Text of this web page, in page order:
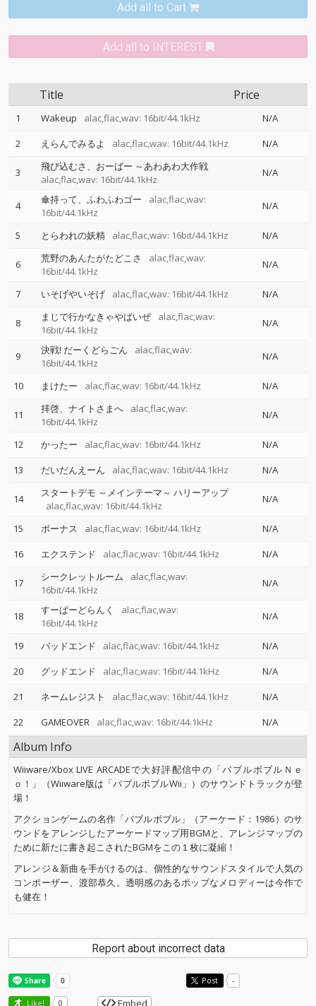
Add all to Cart
Add all to INTEREST
Title Price
1 Wakeup alac,flac,wav: 16bit/44.1kHz
N/A
2
えらんでみるよ alac,flac,wav: 16bit/44.1kHz N/A
3
飛び込むさ、おーばー ～あわあわ大作戦
alac,flac,wav: 16bit/44.1kHz
N/A
4 傘持って、ふわふわゴー
alac,flac,wav:
16bit/44.1kHz
N/A
5 とらわれの妖精 alac,flac,wav: 16bit/44.1kHz N/A
6 荒野のあんたがたどこさ
alac,flac,wav:
16bit/44.1kHz
N/A
7 いそげやいそげ alac,flac,wav: 16bit/44.1kHz N/A
8 まじで行かなきゃやばいぜ
alac,flac,wav:
16bit/44.1kHz
N/A
9 決戦! だーくどらごん
alac,flac,wav:
16bit/44.1kHz
N/A
10 まけたー alac,flac,wav: 16bit/44.1kHz N/A
11 拝啓、ナイトさまへ
alac,flac,wav:
16bit/44.1kHz
N/A
12 かったー alac,flac,wav: 16bit/44.1kHz
N/A
13
だいだんえーん alac,flac,wav: 16bit/44.1kHz N/A
14
スタートデモ ～メインテーマ～ ハリーアップ
alac,flac,wav: 16bit/44.1kHz
N/A
15 ボーナス alac,flac,wav: 16bit/44.1kHz
N/A
16
エクステンド alac,flac,wav: 16bit/44.1kHz N/A
17 シークレットルーム
alac,flac,wav:
16bit/44.1kHz
N/A
18 すーぱーどらんく
alac,flac,wav:
16bit/44.1kHz
N/A
19 バッドエンド alac,flac,wav: 16bit/44.1kHz
N/A
20
グッドエンド alac,flac,wav: 16bit/44.1kHz
N/A
21
ネームレジスト alac,flac,wav: 16bit/44.1kHz
N/A
22
GAMEOVER alac,flac,wav: 16bit/44.1kHz N/A
Album Info
Wiiware/Xbox LIVE ARCADEで大好評配信中の「バブルボブルＮｅ
ｏ！」（Wiiware版は「バブルボブルWii」）のサウンドトラックが登
場！
アクションゲームの名作「バブルボブル」（アーケード：1986）のサ
ウンドをアレンジしたアーケードマップ用BGMと、アレンジマップの
ために新たに書き起こされたBGMをこの１枚に凝縮！
アレンジ＆新曲を手がけるのは、個性的なサウンドスタイルで人気の
コンポーザー、渡部恭久。透明感のあるポップなメロディーは今作で
も健在！
Report about incorrect data
Post -
Like! 0 Embed